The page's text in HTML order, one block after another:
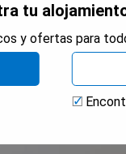
tu
y ofertas para